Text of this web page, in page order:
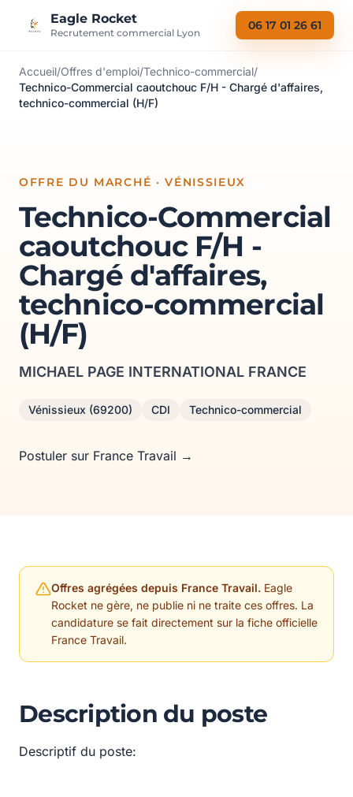
Eagle Rocket
Recrutement commercial Lyon
06 17 01 26 61
Accueil/Offres d'emploi/Technico-commercial/
Technico-Commercial caoutchouc F/H - Chargé d'affaires,
technico-commercial (H/F)
OFFRE DU MARCHÉ · VÉNISSIEUX
Technico-Commercial
caoutchouc F/H -
Chargé d'affaires,
technico-commercial
(H/F)
MICHAEL PAGE INTERNATIONAL FRANCE
Vénissieux (69200) CDI Technico-commercial
Postuler sur France Travail →
Offres agrégées depuis France Travail. Eagle
Rocket ne gère, ne publie ni ne traite ces offres. La
candidature se fait directement sur la fiche officielle
France Travail.
Description du poste
Descriptif du poste: